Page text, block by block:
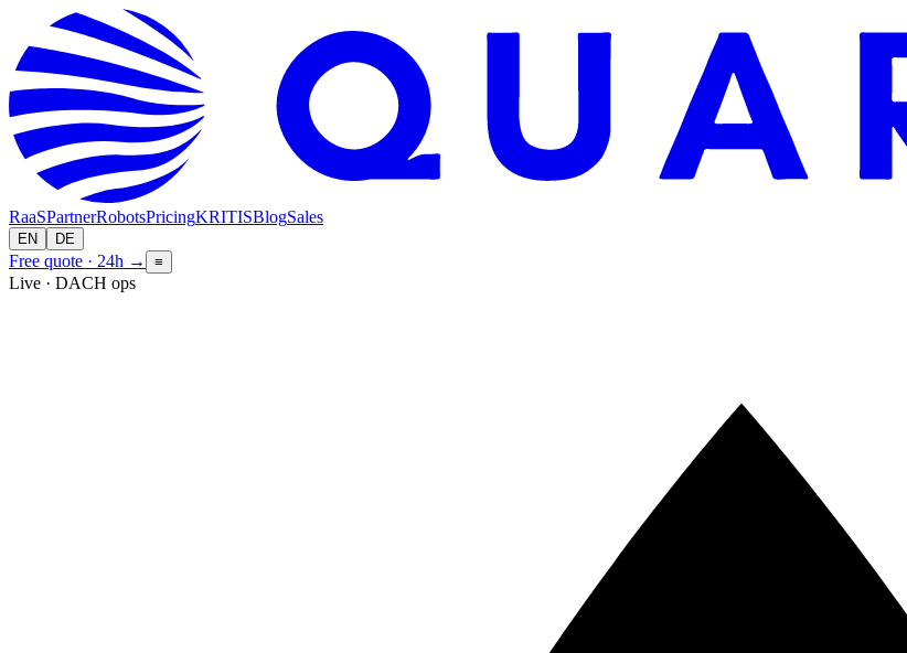
RaaSPartnerRobotsPricingKRITISBlogSales
EN DE
Free quote · 24h → ≡
Live · DACH ops